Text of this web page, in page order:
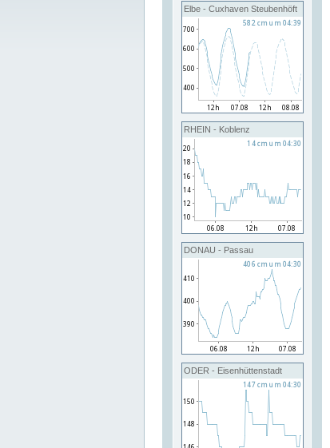
Elbe - Cuxhaven Steubenhöft
RHEIN - Koblenz
DONAU - Passau
ODER - Eisenhüttenstadt